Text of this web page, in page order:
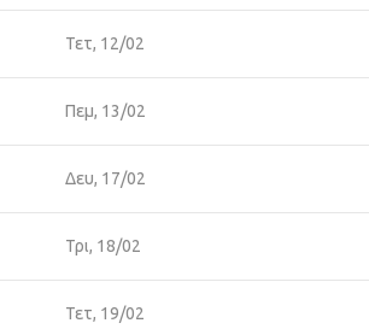
Τετ, 12/02
Πεμ, 13/02
Δευ, 17/02
Τρι, 18/02
Τετ, 19/02